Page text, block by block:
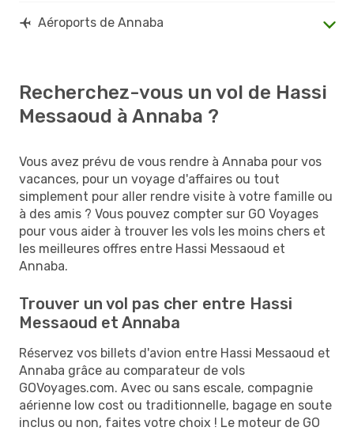
Aéroports de Annaba
Recherchez-vous un vol de Hassi
Messaoud à Annaba ?
Vous avez prévu de vous rendre à Annaba pour vos
vacances, pour un voyage d'affaires ou tout
simplement pour aller rendre visite à votre famille ou
à des amis ? Vous pouvez compter sur GO Voyages
pour vous aider à trouver les vols les moins chers et
les meilleures offres entre Hassi Messaoud et
Annaba.
Trouver un vol pas cher entre Hassi
Messaoud et Annaba
Réservez vos billets d'avion entre Hassi Messaoud et
Annaba grâce au comparateur de vols
GOVoyages.com. Avec ou sans escale, compagnie
aérienne low cost ou traditionnelle, bagage en soute
inclus ou non, faites votre choix ! Le moteur de GO